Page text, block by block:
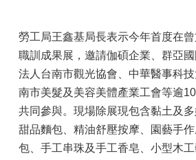
勞工局王鑫基局長表示今年首度在
職訓成果展，邀請伽碩企業、群亞
法人台南市觀光協會、中華醫事科
南市美髮及美容美體產業工會等逾
共同參與。現場除展現包含黏土及
甜品麵包、精油舒壓按摩、園藝手
包、手工串珠及手工香皂、小型木